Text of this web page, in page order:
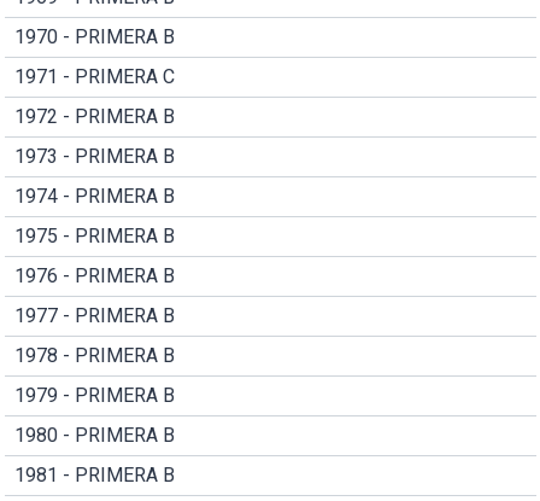
1970 - PRIMERA B
1971 - PRIMERA C
1972 - PRIMERA B
1973 - PRIMERA B
1974 - PRIMERA B
1975 - PRIMERA B
1976 - PRIMERA B
1977 - PRIMERA B
1978 - PRIMERA B
1979 - PRIMERA B
1980 - PRIMERA B
1981 - PRIMERA B